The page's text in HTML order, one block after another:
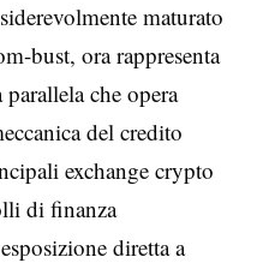
maturato
bust, ora rappresenta
che opera
del credito
exchange crypto
di finanza
diretta a